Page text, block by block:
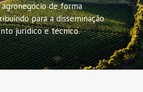
de forma
para a disseminação
jurídico e técnico.